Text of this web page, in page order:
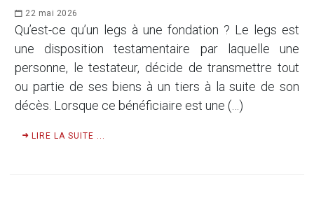
22 mai 2026
Qu’est-ce qu’un legs à une fondation ? Le legs est
une disposition testamentaire par laquelle une
personne, le testateur, décide de transmettre tout
ou partie de ses biens à un tiers à la suite de son
décès. Lorsque ce bénéficiaire est une (…)
LIRE LA SUITE ...